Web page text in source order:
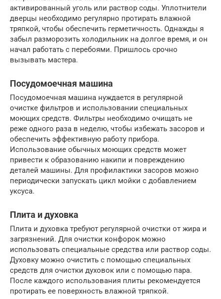
активированный уголь или раствор соды. Уплотнители
дверцы необходимо регулярно протирать влажной
тряпкой, чтобы обеспечить герметичность. Однажды я
забыл разморозить холодильник на долгое время, и он
начал работать с перебоями. Пришлось срочно
вызывать мастера.
Посудомоечная машина
Посудомоечная машина нуждается в регулярной
очистке фильтров и использовании специальных
моющих средств. Фильтры необходимо очищать не
реже одного раза в неделю, чтобы избежать засоров и
обеспечить эффективную работу прибора.
Использование обычных моющих средств может
привести к образованию накипи и повреждению
деталей машины. Для профилактики засоров можно
периодически запускать цикл мойки с добавлением
уксуса.
Плита и духовка
Плита и духовка требуют регулярной очистки от жира и
загрязнений. Для очистки конфорок можно
использовать специальные средства или раствор соды.
Духовку можно очистить с помощью специальных
средств для очистки духовок или с помощью пара.
После каждого использования плиты рекомендуется
протирать ее поверхность влажной тряпкой.